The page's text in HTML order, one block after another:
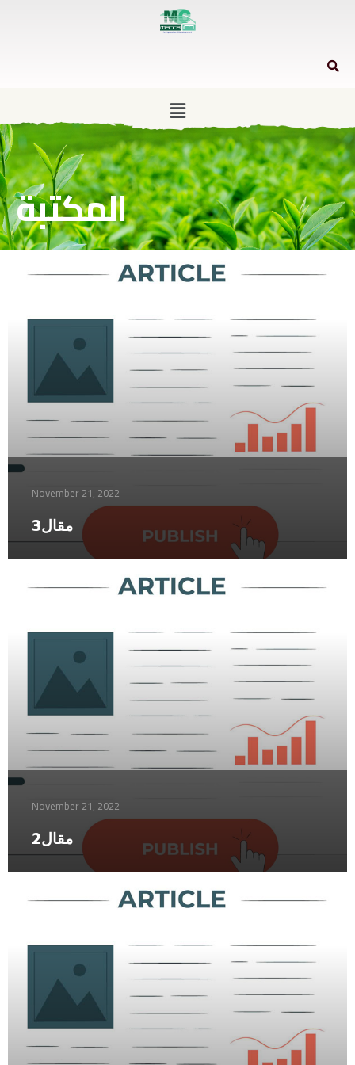
المكتبة
November 21, 2022
مقال3
November 21, 2022
مقال2